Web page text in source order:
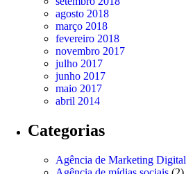
agosto 2018
março 2018
fevereiro 2018
novembro 2017
julho 2017
junho 2017
maio 2017
abril 2014
Categorias
Agência de Marketing Digital